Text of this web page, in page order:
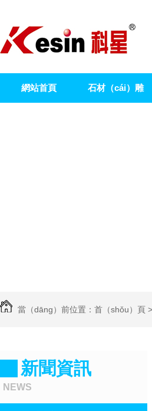
網站首頁 石材（cái）雕
當（dāng）前位置： 首（shǒu）頁 >
新聞資訊
NEWS